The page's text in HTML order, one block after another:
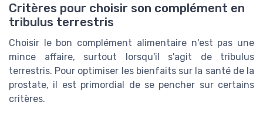
Critères pour choisir son complément en
tribulus terrestris
Choisir le bon complément alimentaire n'est pas une
mince affaire, surtout lorsqu'il s'agit de tribulus
terrestris. Pour optimiser les bienfaits sur la santé de la
prostate, il est primordial de se pencher sur certains
critères.